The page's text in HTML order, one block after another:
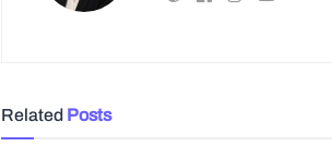
Related Posts